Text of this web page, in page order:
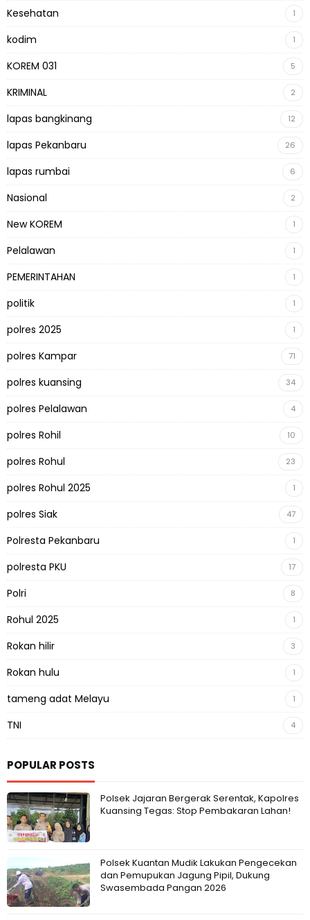
Kesehatan 1
kodim 1
KOREM 031 5
KRIMINAL 2
lapas bangkinang 12
lapas Pekanbaru 26
lapas rumbai 6
Nasional 2
New KOREM 1
Pelalawan 1
PEMERINTAHAN 1
politik 1
polres 2025 1
polres Kampar 71
polres kuansing 34
polres Pelalawan 4
polres Rohil 10
polres Rohul 23
polres Rohul 2025 1
polres Siak 47
Polresta Pekanbaru 1
polresta PKU 17
Polri 8
Rohul 2025 1
Rokan hilir 3
Rokan hulu 1
tameng adat Melayu 1
TNI 4
POPULAR POSTS
Polsek Jajaran Bergerak Serentak, Kapolres
Kuansing Tegas: Stop Pembakaran Lahan!
Polsek Kuantan Mudik Lakukan Pengecekan
dan Pemupukan Jagung Pipil, Dukung
Swasembada Pangan 2026